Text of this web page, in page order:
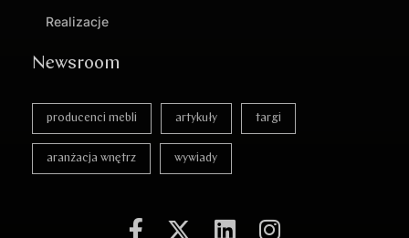
Realizacje
Newsroom
producenci mebli artykuły targi
aranżacja wnętrz wywiady